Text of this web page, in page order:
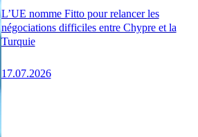
L’UE nomme Fitto pour relancer les
négociations difficiles entre Chypre et la
Turquie
17.07.2026